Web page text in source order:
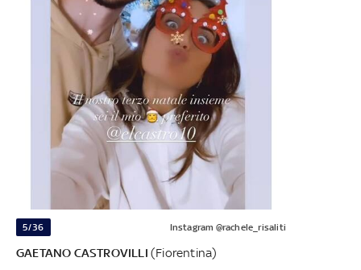
5/36 Instagram @rachele_risaliti
GAETANO CASTROVILLI (Fiorentina)